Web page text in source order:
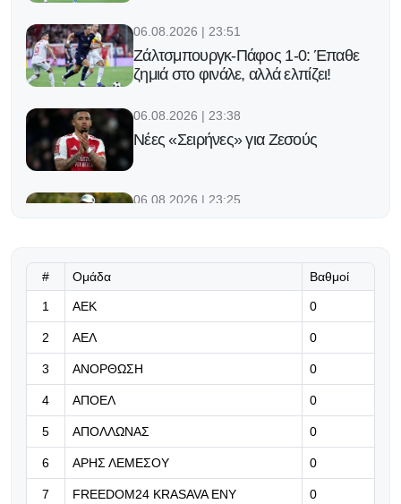
06.08.2026 | 23:51
Ζάλτσμπουργκ-Πάφος 1-0: Έπαθε
ζημιά στο φινάλε, αλλά ελπίζει!
06.08.2026 | 23:38
Νέες «Σειρήνες» για Ζεσούς
06.08.2026 | 23:25
«Μπορούμε να βασιστούμε σε
όλους τους παίκτες μας»
06.08.2026 | 23:06
Έχασε από την Άντερλεχτ ο ΠΑΟΚ,
06.08.2026 | 22:59
«Η διαδρομή της γαλαζοκίτρινης
ασπίδας στον χρόνο» (vid)
# Ομάδα Βαθμοί
1 ΑΕΚ 0
2 ΑΕΛ 0
3 ΑΝΟΡΘΩΣΗ 0
4 ΑΠΟΕΛ 0
5 ΑΠΟΛΛΩΝΑΣ 0
6 ΑΡΗΣ ΛΕΜΕΣΟΥ 0
7 FREEDOM24 KRASAVA ΕΝΥ 0